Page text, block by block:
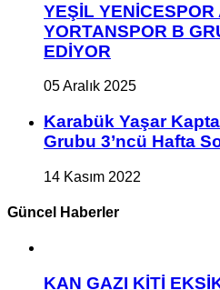
YEŞİL YENİCESPOR
YORTANSPOR B
EDİYOR
05 Aralık 2025
Karabük Yaşar
Grubu 3’ncü Hafta
14 Kasım 2022
Güncel Haberler
KAN GAZI KİTİ